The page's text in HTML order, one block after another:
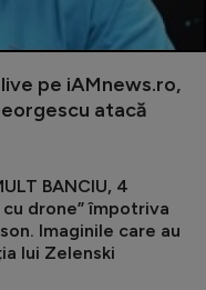
live pe iAMnews.ro,
atacă
BANCIU, 4
drone” împotriva
Imaginile care au
lui Zelenski